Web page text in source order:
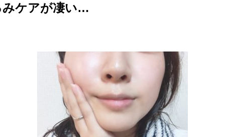
みケアが凄い…